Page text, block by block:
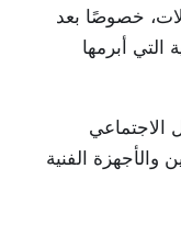
خصوصًا بعد
التي أبرمها
الاجتماعي
الفنية